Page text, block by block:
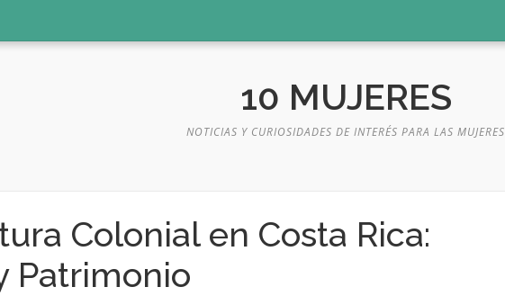
10 MUJERES
NOTICIAS Y CURIOSIDADES DE INTERÉS PARA LAS MUJERES
Colonial en Costa Rica:
Patrimonio